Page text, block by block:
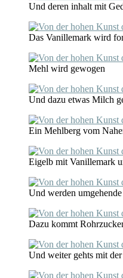
Und deren inhalt mit
Das Vanillemark wird
Mehl wird gewogen
Und dazu etwas Milch
Ein Mehlberg vom
Eigelb mit Vanillemark
Und werden
Dazu kommt
Und weiter gehts mit